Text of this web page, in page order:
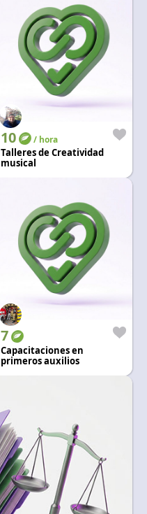
10 / hora
Talleres de Creatividad
musical
7
Capacitaciones en
primeros auxilios